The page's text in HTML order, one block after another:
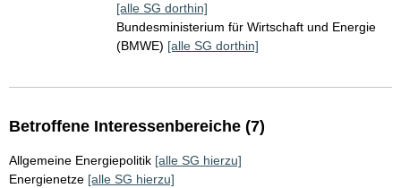
[alle SG dorthin]
Bundesministerium für Wirtschaft und Energie
(BMWE) [alle SG dorthin]
Betroffene Interessenbereiche (7)
Allgemeine Energiepolitik [alle SG hierzu]
Energienetze [alle SG hierzu]